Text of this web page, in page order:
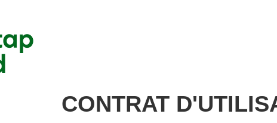
CONTRAT